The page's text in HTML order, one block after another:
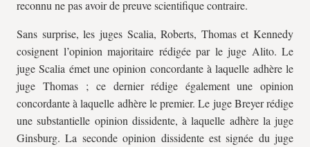
reconnu ne pas avoir de preuve scientifique contraire.
Sans surprise, les juges Scalia, Roberts, Thomas et Kennedy
cosignent l’opinion majoritaire rédigée par le juge Alito. Le
juge Scalia émet une opinion concordante à laquelle adhère le
juge Thomas ; ce dernier rédige également une opinion
concordante à laquelle adhère le premier. Le juge Breyer rédige
une substantielle opinion dissidente, à laquelle adhère la juge
Ginsburg. La seconde opinion dissidente est signée du juge